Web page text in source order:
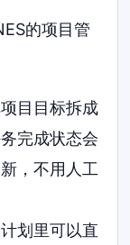
的项目管
目目标拆成
完成状态会
，不用人工
划里可以直